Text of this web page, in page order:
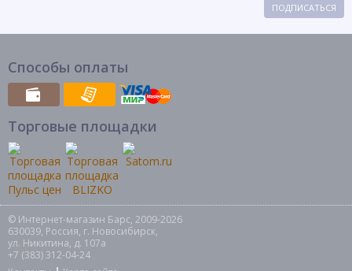
ПОДПИСАТЬСЯ
Способы оплаты
Торговые площадки
© Интернет-магазин Барс, 2009-2026
630039, Россия, г. Новосибирск,
ул. Никитина, д. 107а
+7 (383) 312-04-24